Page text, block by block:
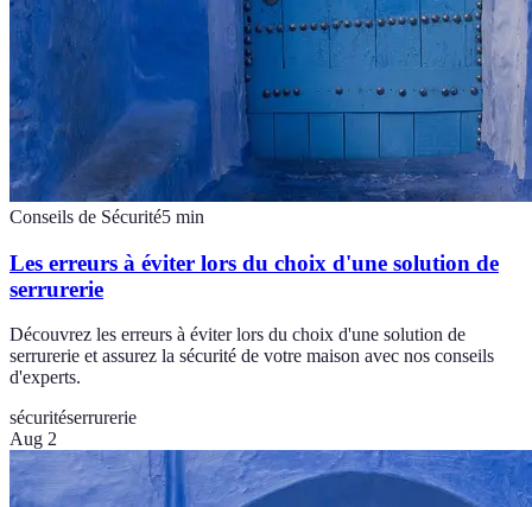
Conseils de Sécurité5 min
Les erreurs à éviter lors du choix d'une solution de
serrurerie
Découvrez les erreurs à éviter lors du choix d'une solution de
serrurerie et assurez la sécurité de votre maison avec nos conseils
d'experts.
sécuritéserrurerie
Aug 2